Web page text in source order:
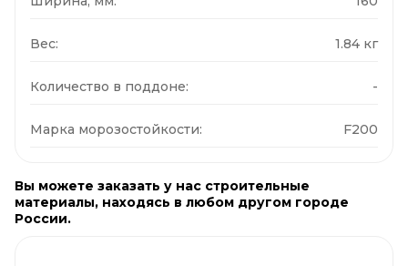
Вес: 1.84 кг
Количество в поддоне: -
Марка морозостойкости: F200
Вы можете заказать у нас строительные
материалы, находясь в любом другом городе
России.